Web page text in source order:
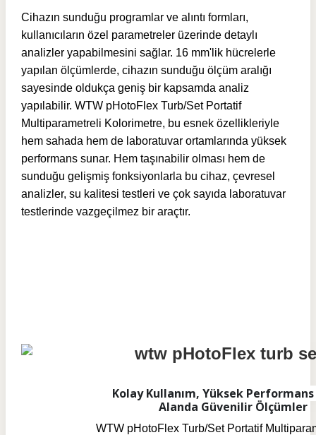
Cihazın sunduğu programlar ve alıntı formları,
kullanıcıların özel parametreler üzerinde detaylı
analizler yapabilmesini sağlar. 16 mm'lik hücrelerle
yapılan ölçümlerde, cihazın sunduğu ölçüm aralığı
sayesinde oldukça geniş bir kapsamda analiz
yapılabilir. WTW pHotoFlex Turb/Set Portatif
Multiparametreli Kolorimetre, bu esnek özellikleriyle
hem sahada hem de laboratuvar ortamlarında yüksek
performans sunar. Hem taşınabilir olması hem de
sunduğu gelişmiş fonksiyonlarla bu cihaz, çevresel
analizler, su kalitesi testleri ve çok sayıda laboratuvar
testlerinde vazgeçilmez bir araçtır.
Kolay Kullanım, Yüksek
Alanda Güvenilir Ölçümler
WTW pHotoFlex Turb/Set Portatif